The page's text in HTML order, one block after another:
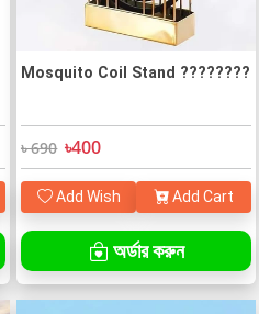
Mosquito Coil Stand ????????
৳ 690 ৳400
Add Wish Add Cart
অর্ডার করুন